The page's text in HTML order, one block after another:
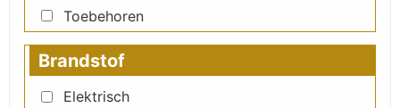
Toebehoren
Brandstof
Elektrisch